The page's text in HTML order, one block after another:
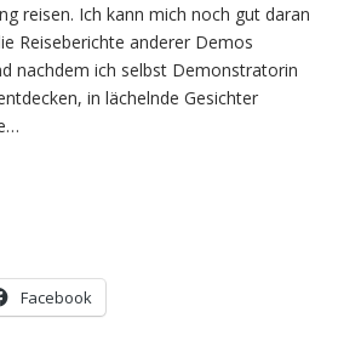
reisen. Ich kann mich noch gut daran
Reiseberichte anderer Demos
nachdem ich selbst Demonstratorin
in lächelnde Gesichter
Facebook